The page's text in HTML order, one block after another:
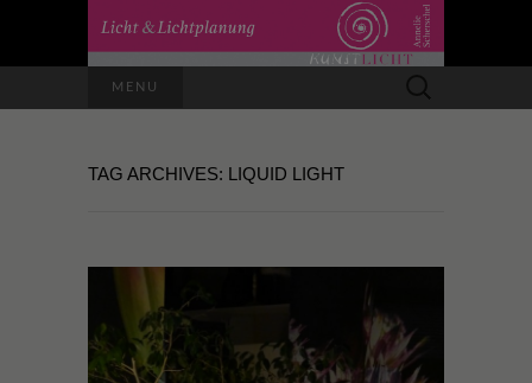
MENU
nach:
TAG ARCHIVES: LIQUID LIGHT